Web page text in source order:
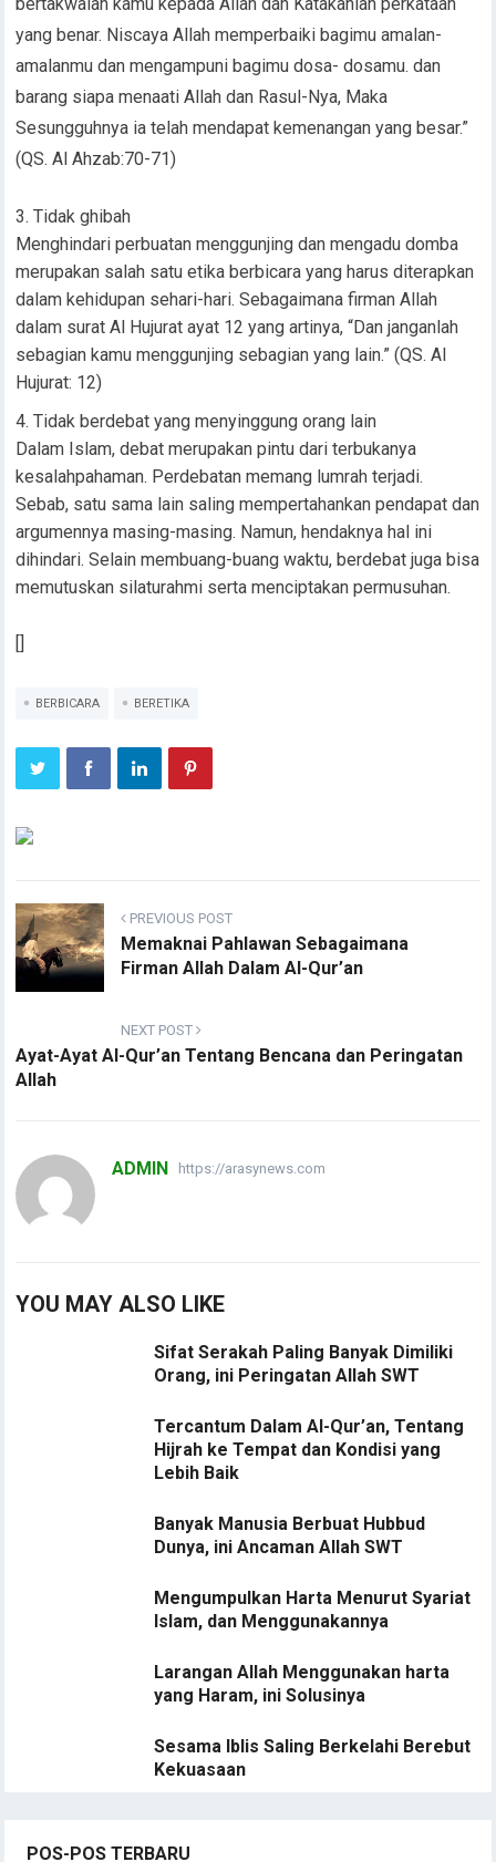
yang benar. Niscaya Allah memperbaiki bagimu amalan-
amalanmu dan mengampuni bagimu dosa- dosamu. dan
barang siapa menaati Allah dan Rasul-Nya, Maka
Sesungguhnya ia telah mendapat kemenangan yang besar.”
(QS. Al Ahzab:70-71)
Tidak ghibah
Menghindari perbuatan menggunjing dan mengadu domba
merupakan salah satu etika berbicara yang harus diterapkan
dalam kehidupan sehari-hari. Sebagaimana firman Allah
dalam surat Al Hujurat ayat 12 yang artinya, “Dan janganlah
sebagian kamu menggunjing sebagian yang lain.” (QS. Al
Hujurat: 12)
Tidak berdebat yang menyinggung orang lain
Dalam Islam, debat merupakan pintu dari terbukanya
kesalahpahaman. Perdebatan memang lumrah terjadi.
Sebab, satu sama lain saling mempertahankan pendapat dan
argumennya masing-masing. Namun, hendaknya hal ini
dihindari. Selain membuang-buang waktu, berdebat juga bisa
memutuskan silaturahmi serta menciptakan permusuhan.
[]
BERBICARA BERETIKA
PREVIOUS POST
Memaknai Pahlawan Sebagaimana
Firman Allah Dalam Al-Qur’an
NEXT POST
Ayat-Ayat Al-Qur’an Tentang Bencana dan Peringatan
Allah
ADMIN https://arasynews.com
YOU MAY ALSO LIKE
Sifat Serakah Paling Banyak Dimiliki
Orang, ini Peringatan Allah SWT
Tercantum Dalam Al-Qur’an, Tentang
Hijrah ke Tempat dan Kondisi yang
Lebih Baik
Banyak Manusia Berbuat Hubbud
Dunya, ini Ancaman Allah SWT
Mengumpulkan Harta Menurut Syariat
Islam, dan Menggunakannya
Larangan Allah Menggunakan harta
yang Haram, ini Solusinya
Sesama Iblis Saling Berkelahi Berebut
Kekuasaan
POS-POS TERBARU